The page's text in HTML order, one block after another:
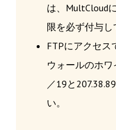
は、MultCloud
限を必ず付与し
FTPにアクセス
ウォールのホ
／19と
い。